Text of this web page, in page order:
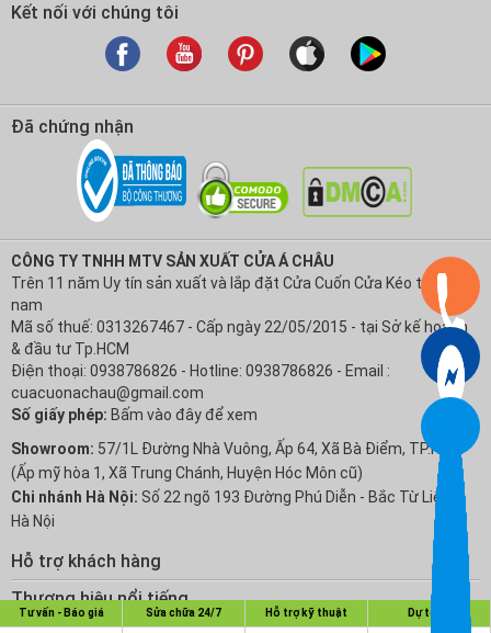
Kết nối với chúng tôi
Đã chứng nhận
CÔNG TY TNHH MTV SẢN XUẤT CỬA Á CHÂU
Trên 11 năm Uy tín sản xuất và lắp đặt Cửa Cuốn Cửa Kéo tại Việt
nam
Mã số thuế: 0313267467 - Cấp ngày 22/05/2015 - tại Sở kế hoạch
& đầu tư Tp.HCM
Điện thoại: 0938786826 - Hotline: 0938786826 - Email :
cuacuonachau@gmail.com
Số giấy phép: Bấm vào đây để xem
Showroom: 57/1L Đường Nhà Vuông, Ấp 64, Xã Bà Điểm, TP.HCM
(Ấp mỹ hòa 1, Xã Trung Chánh, Huyện Hóc Môn cũ)
Chi nhánh Hà Nội: Số 22 ngõ 193 Đường Phú Diễn - Bắc Từ Liêm -
Hà Nội
Hỗ trợ khách hàng
Chính sách Bảo hành
Chính sách bảo mật thông tin
Thương hiệu nổi tiếng
Tư vấn - Báo giá Sửa chữa 24/7 Hỗ trợ kỹ thuật Dự toán